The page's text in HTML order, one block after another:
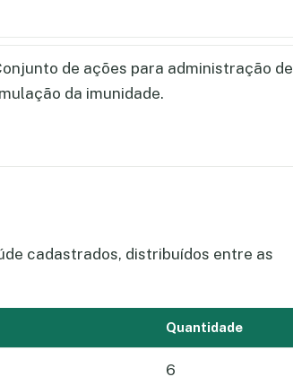
de ações para administração de
da imunidade.
cadastrados, distribuídos entre as
Quantidade
6